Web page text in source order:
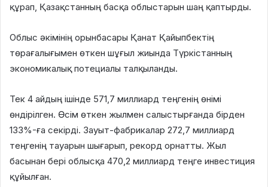
құрап, Қазақстанның басқа облыстарын шаң қаптырды.
Облыс әкімінің орынбасары Қанат Қайыпбектің
төрағалығымен өткен шұғыл жиында Түркістанның
экономикалық потециалы талқыланды.
Тек 4 айдың ішінде 571,7 миллиард теңгенің өнімі
өндірілген. Өсім өткен жылмен салыстырғанда бірден
133%-ға секірді. Зауыт-фабрикалар 272,7 миллиард
теңгенің тауарын шығарып, рекорд орнатты. Жыл
басынан бері облысқа 470,2 миллиард теңге инвестиция
құйылған.